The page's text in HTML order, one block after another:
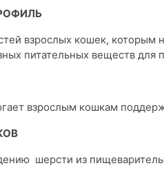
взрослых кошек,
питательных веществ для
взрослым кошкам
шерсти из